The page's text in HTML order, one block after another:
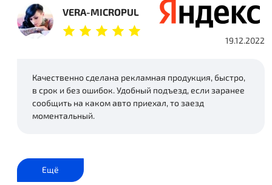
VERA-MICROPUL
19.12.2022
Качественно сделана рекламная продукция, быстро,
в срок и без ошибок. Удобный подъезд, если заранее
сообщить на каком авто приехал, то заезд
моментальный.
Ещё